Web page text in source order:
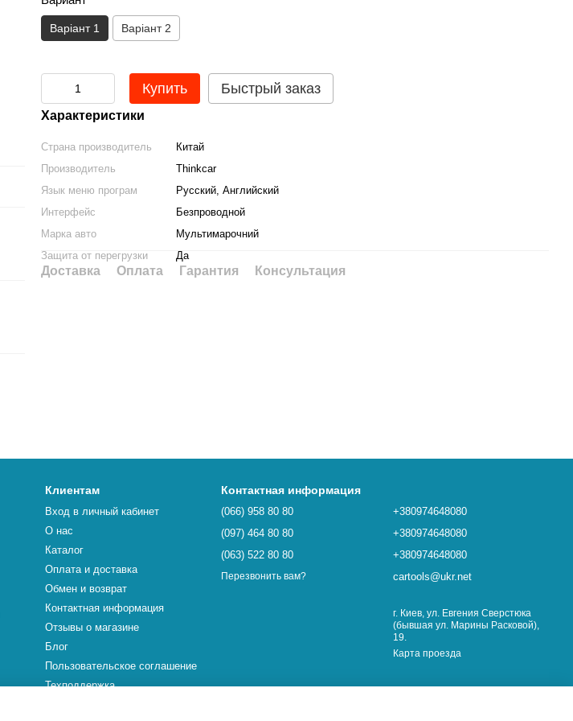
Варіант 1 Варіант 2
Купить Быстрый заказ
Характеристики
Страна производитель
Китай
Производитель
Thinkcar
Язык меню програм
Русский, Английский
Интерфейс
Безпроводной
Марка авто
Мультимарочний
Защита от перегрузки
Да
Доставка Оплата Гарантия Консультация
Клиентам
Вход в личный кабинет
О нас
Каталог
Оплата и доставка
Обмен и возврат
Контактная информация
Отзывы о магазине
Блог
Пользовательское соглашение
Техподдержка
Контактная информация
(066) 958 80 80
(097) 464 80 80
(063) 522 80 80
Перезвонить вам?
+380974648080
+380974648080
+380974648080
cartools@ukr.net
г. Киев, ул. Евгения Сверстюка
(бывшая ул. Марины Расковой),
19.
Карта проезда